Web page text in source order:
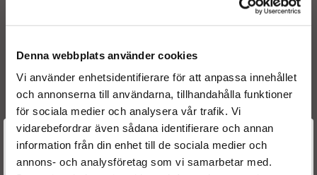
Denna webbplats använder cookies
Vi använder enhetsidentifierare för att anpassa innehållet
och annonserna till användarna, tillhandahålla funktioner
för sociala medier och analysera vår trafik. Vi
vidarebefordrar även sådana identifierare och annan
information från din enhet till de sociala medier och
annons- och analysföretag som vi samarbetar med.
46522787 ALFA
46811230 ALFA
60814750 ALFA
0986437002BOSCH
0445010007BOSCH
Välkommen till